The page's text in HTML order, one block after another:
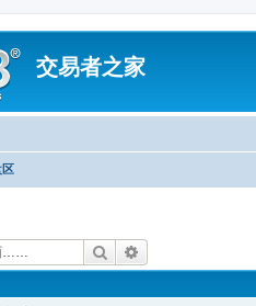
交易者之家
区
搜索